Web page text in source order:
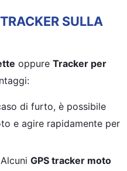
SULLA
oppure Tracker per
di furto, è possibile
e agire rapidamente per
GPS tracker moto